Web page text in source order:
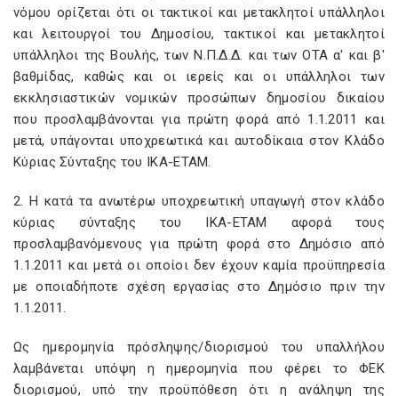
νόμου ορίζεται ότι οι τακτικοί και μετακλητοί υπάλληλοι
και λειτουργοί του Δημοσίου, τακτικοί και μετακλητοί
υπάλληλοι της Βουλής, των Ν.Π.Δ.Δ. και των ΟΤΑ α' και β'
βαθμίδας, καθώς και οι ιερείς και οι υπάλληλοι των
εκκλησιαστικών νομικών προσώπων δημοσίου δικαίου
που προσλαμβάνονται για πρώτη φορά από 1.1.2011 και
μετά, υπάγονται υποχρεωτικά και αυτοδίκαια στον Κλάδο
Κύριας Σύνταξης του ΙΚΑ-ΕΤΑΜ.
2. Η κατά τα ανωτέρω υποχρεωτική υπαγωγή στον κλάδο
κύριας σύνταξης του ΙΚΑ-ΕΤΑΜ αφορά τους
προσλαμβανόμενους για πρώτη φορά στο Δημόσιο από
1.1.2011 και μετά οι οποίοι δεν έχουν καμία προϋπηρεσία
με οποιαδήποτε σχέση εργασίας στο Δημόσιο πριν την
1.1.2011.
Ως ημερομηνία πρόσληψης/διορισμού του υπαλλήλου
λαμβάνεται υπόψη η ημερομηνία που φέρει το ΦΕΚ
διορισμού, υπό την προϋπόθεση ότι η ανάληψη της